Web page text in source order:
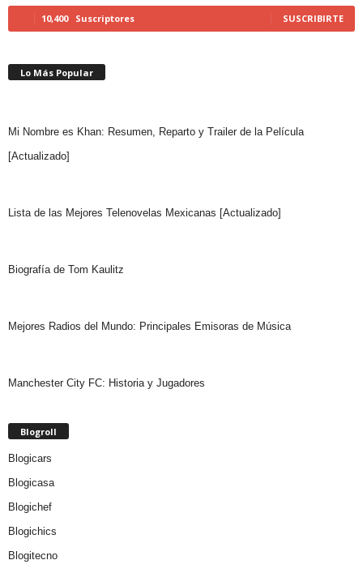
10,400 Suscriptores SUSCRIBIRTE
Lo Más Popular
Mi Nombre es Khan: Resumen, Reparto y Trailer de la Película
[Actualizado]
Lista de las Mejores Telenovelas Mexicanas [Actualizado]
Biografía de Tom Kaulitz
Mejores Radios del Mundo: Principales Emisoras de Música
Manchester City FC: Historia y Jugadores
Blogroll
Blogicars
Blogicasa
Blogichef
Blogichics
Blogitecno